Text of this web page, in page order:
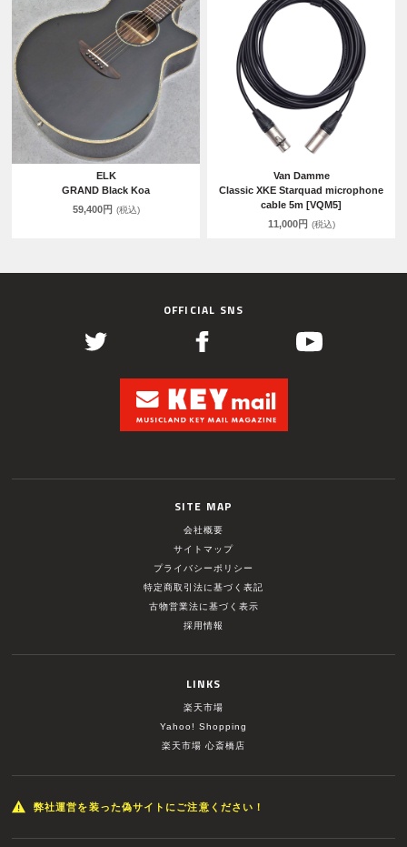
ELK
GRAND Black Koa
59,400円 (税込)
Van Damme
Classic XKE Starquad microphone
cable 5m [VQM5]
11,000円 (税込)
OFFICIAL SNS
SITE MAP
会社概要
サイトマップ
プライバシーポリシー
特定商取引法に基づく表記
古物営業法に基づく表示
採用情報
LINKS
楽天市場
Yahoo! Shopping
楽天市場 心斎橋店
弊社運営を装った偽サイトにご注意ください！